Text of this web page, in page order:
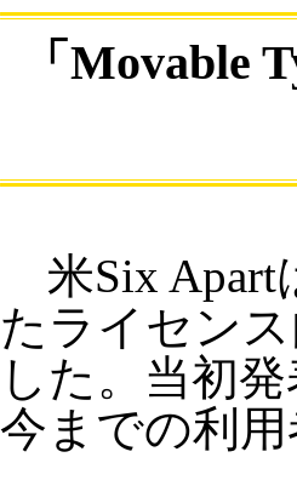
「Movable
米Six Apart
たライセン
した。当初
今までの利